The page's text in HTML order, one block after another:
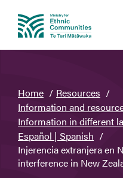
You
are
here
Home
Resources
Information and
Information in different
Español | Spanish
Injerencia extranjera en
interference in New